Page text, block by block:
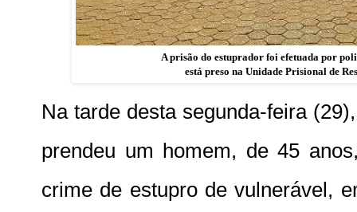
A prisão do estuprador foi efetuada por
está preso na Unidade Prisional de
Na tarde desta segunda-feira
prendeu um homem, de 45
crime de estupro de vulnerável,